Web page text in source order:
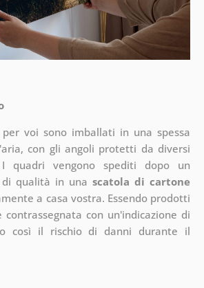
voi sono imballati in una spessa
con gli angoli protetti da diversi
I quadri vengono spediti dopo un
di qualità in unascatola di cartone
a casa vostra. Essendo prodotti
con un'indicazione di
così il rischio di danni durante il